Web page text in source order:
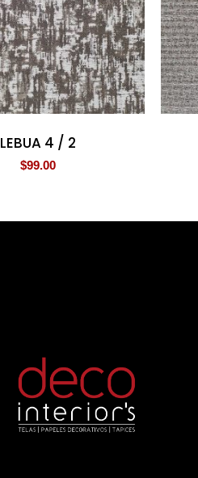
LEBUA 4 / 2
$99.00